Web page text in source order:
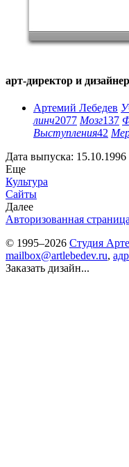
арт-директор и дизайнер
Артемий Лебедев
линч2077 Мозг137
Выступления42
Дата выпуска: 15.10.1996
Еще
Культура
Сайты
Далее
Авторизованная
© 1995–2026 Студия
mailbox@artlebedev.ru,
Заказать дизайн...